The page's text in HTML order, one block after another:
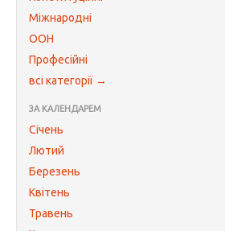
Міжнародні
ООН
Професійні
всі категорії →
ЗА КАЛЕНДАРЕМ
Січень
Лютий
Березень
Квітень
Травень